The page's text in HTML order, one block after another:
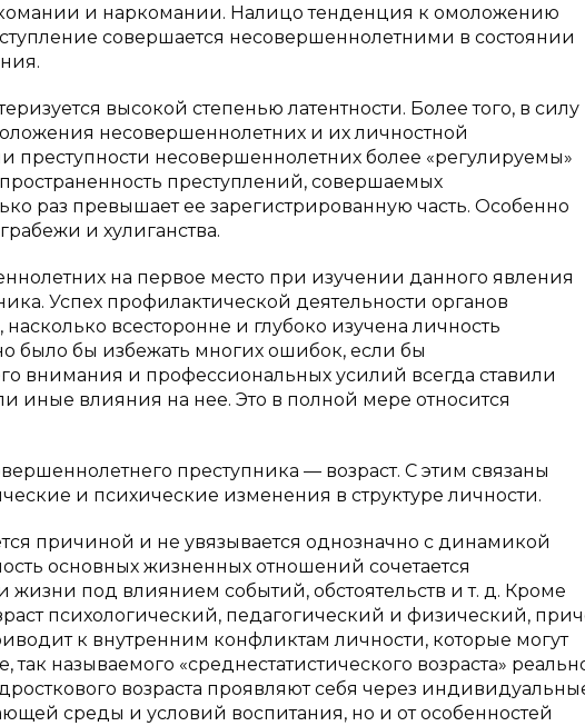
и наркомании. Налицо тенденция к омоложению
совершается несовершеннолетними в состоянии
высокой степенью латентности. Более того, в силу
несовершеннолетних и их личностной
преступности несовершеннолетних более «регулируемы»
преступлений, совершаемых
раз превышает ее зарегистрированную часть. Особенно
и хулиганства.
на первое место при изучении данного явления
Успех профилактической деятельности органов
всесторонне и глубоко изучена личность
было бы избежать многих ошибок, если бы
внимания и профессиональных усилий всегда ставили
иные влияния на нее. Это в полной мере относится
преступника — возраст. С этим связаны
и психические изменения в структуре личности.
причиной и не увязывается однозначно с динамикой
основных жизненных отношений сочетается
под влиянием событий, обстоятельств и т. д. Кроме
психологический, педагогический и физический,
к внутренним конфликтам личности, которые могут
называемого «среднестатистического возраста»
возраста проявляют себя через
среды и условий воспитания, но и от особенностей